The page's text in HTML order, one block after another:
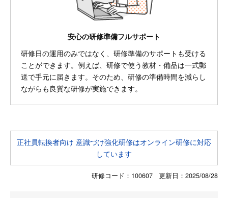
安心の研修準備フルサポート
研修日の運用のみではなく、研修準備のサポートも受ける
ことができます。例えば、研修で使う教材・備品は一式郵
送で手元に届きます。そのため、研修の準備時間を減らし
ながらも良質な研修が実施できます。
正社員転換者向け 意識づけ強化研修はオンライン研修に対応
しています
研修コード：100607 更新日： 2025/08/28